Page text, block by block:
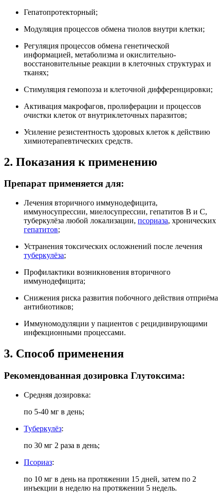
Гепатопротекторный;
Модуляция процессов обмена тиолов внутри клетки;
Регуляция процессов обмена генетической
информацией, метаболизма и окислительно-
восстановительные реакции в клеточных структурах и
тканях;
Стимуляция гемопоэза и клеточной дифференцировки;
Активация макрофагов, пролиферации и процессов
очистки клеток от внутриклеточных паразитов;
Усиление резистентность здоровых клеток к действию
химиотерапевтических средств.
2. Показания к применению
Препарат применяется для:
Лечения вторичного иммунодефицита,
иммуносупрессии, миелосупрессии, гепатитов В и С,
туберкулёза любой локализации, псориаза, хронических
гепатитов;
Устранения токсических осложнений после лечения
туберкулёза;
Профилактики возникновения вторичного
иммунодефицита;
Снижения риска развития побочного действия отприёма
антибиотиков;
Иммуномодуляции у пациентов с рецидивирующими
инфекционными процессами.
3. Способ применения
Рекомендованная дозировка Глутоксима:
Средняя дозировка:
по 5-40 мг в день;
Туберкулёз:
по 30 мг 2 раза в день;
Псориаз:
по 10 мг в день на протяжении 15 дней, затем по 2
инъекции в неделю на протяжении 5 недель.